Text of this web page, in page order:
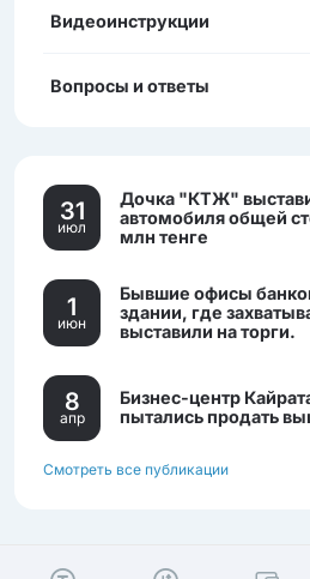
Видеоинструкции
Вопросы и ответы
31
июл
Дочка "КТЖ"
автомобиля общей
млн тенге
1
июн
Бывшие офисы
здании, где
выставили на торги.
8
апр
Бизнес-центр
пытались продать
Смотреть все публикации